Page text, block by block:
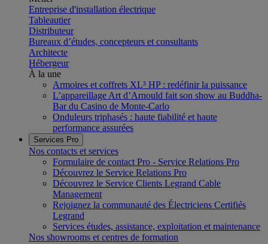
Entreprise d'installation électrique
Tableautier
Distributeur
Bureaux d’études, concepteurs et consultants
Architecte
Hébergeur
À la une
Armoires et coffrets XL³ HP : redéfinir la puissance
L’appareillage Art d’Arnould fait son show au Buddha-
Bar du Casino de Monte-Carlo
Onduleurs triphasés : haute fiabilité et haute
performance assurées
Services Pro
Nos contacts et services
Formulaire de contact Pro - Service Relations Pro
Découvrez le Service Relations Pro
Découvrez le Service Clients Legrand Cable
Management
Rejoignez la communauté des Électriciens Certifiés
Legrand
Services études, assistance, exploitation et maintenance
Nos showrooms et centres de formation